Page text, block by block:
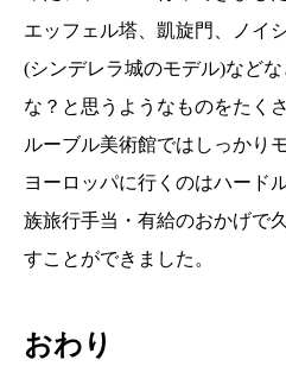
エッフェル塔、凱旋門、ノイ
(シンデレラ城のモデル)など
な？と思うようなものをたく
ルーブル美術館ではしっかり
ヨーロッパに行くのはハード
族旅行手当・有給のおかげで
すことができました。
おわり